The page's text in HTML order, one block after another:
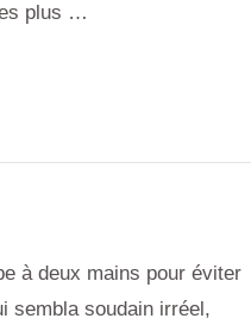
plus …
à deux mains pour éviter
sembla soudain irréel,